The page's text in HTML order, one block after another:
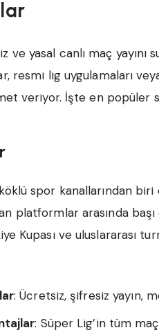
ve yasal canlı maç
resmi lig uygulamaları
veriyor. İşte en popüler
spor kanallarından
platformlar arasında
Kupası ve uluslararası
: Ücretsiz, şifresiz yayın,
: Süper Lig’in tüm